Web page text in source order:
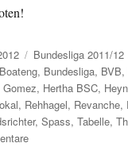
Kategorien
Bundesliga 2011/12
Boateng, Bundesliga, BVB,
Gomez, Hertha BSC,
, Rehhagel, Revanche,
,Spass,Tabelle,
zu